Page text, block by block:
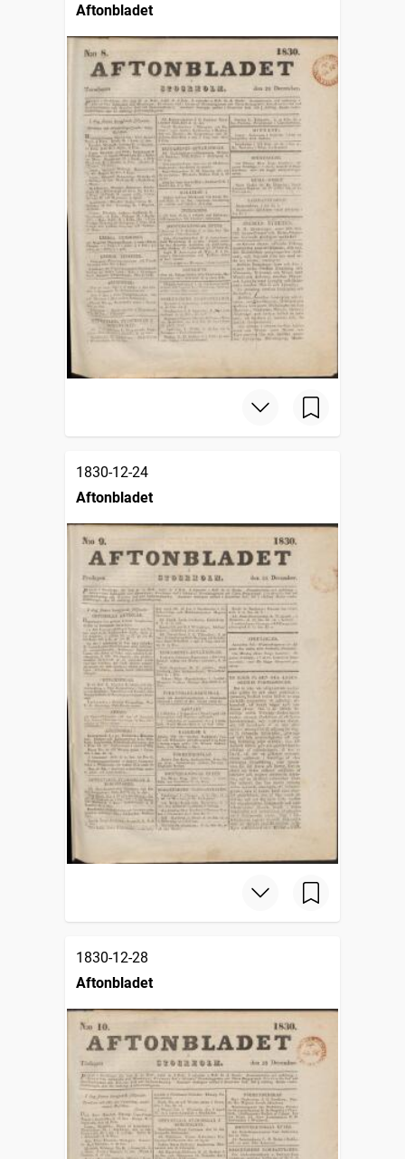
Aftonbladet
1830-12-24
Aftonbladet
1830-12-28
Aftonbladet